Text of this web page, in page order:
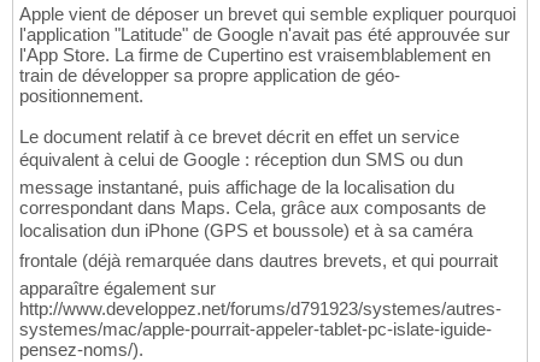
Apple vient de déposer un brevet qui semble expliquer pourquoi
l'application "Latitude" de Google n'avait pas été approuvée sur
l'App Store. La firme de Cupertino est vraisemblablement en
train de développer sa propre application de géo-
positionnement.
Le document relatif à ce brevet décrit en effet un service
équivalent à celui de Google : réception dun SMS ou dun
message instantané, puis affichage de la localisation du
correspondant dans Maps. Cela, grâce aux composants de
localisation dun iPhone (GPS et boussole) et à sa caméra
frontale (déjà remarquée dans dautres brevets, et qui pourrait
apparaître également sur
http://www.developpez.net/forums/d791923/systemes/autres-
systemes/mac/apple-pourrait-appeler-tablet-pc-islate-iguide-
pensez-noms/).